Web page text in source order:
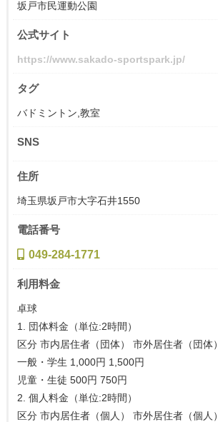
坂戸市民運動公園
公式サイト
https://www.sakado-sportspark.jp/
タグ
バドミントン,教室
SNS
住所
埼玉県坂戸市大字石井1550
電話番号
049-284-1771
利用料金
卓球
1. 団体料金（単位:2時間）
区分 市内居住者（団体） 市外居住者（団体）
一般・学生 1,000円 1,500円
児童・生徒 500円 750円
2. 個人料金（単位:2時間）
区分 市内居住者（個人） 市外居住者（個人）